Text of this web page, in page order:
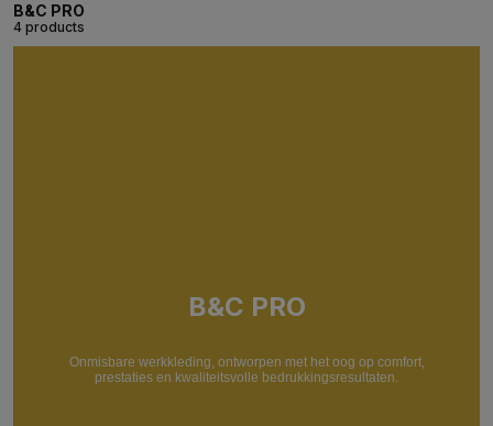
B&C PRO
4 products
B&C PRO
Onmisbare werkkleding, ontworpen met het oog op comfort,
prestaties en kwaliteitsvolle bedrukkingsresultaten.